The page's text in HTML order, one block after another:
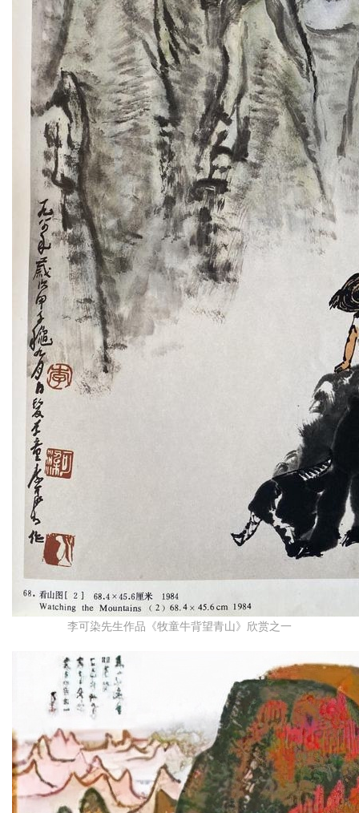
李可染先生作品《牧童牛背望青山》欣赏之一